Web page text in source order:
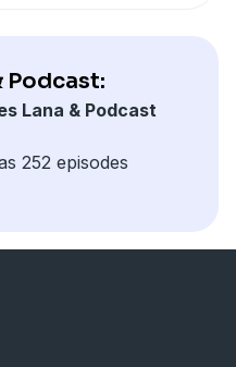
artista y quiere
tener la vida que
de dinero, negocios
Podcast:
Lana & Podcast
252 episodes